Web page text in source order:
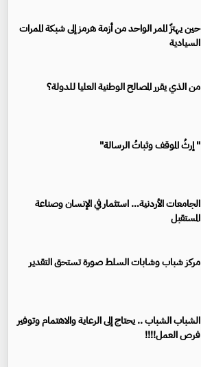
حين يهتزّ الممر الواحد من أزمة هرمز إلى شبكة الممرات
السيادية
من الذي يقرر المصالح الوطنية العليا للدولة؟
" إرثُ الموقف وثباتُ الرسالة"
الجامعات الأردنية… استثمار في الإنسان وصناعة
المستقبل
مركز شباب وشابات السلط صورة تستحق التقدير
الشباب الشباب .. يحتاج إلى الرعاية والاهتمام وتوفير
فرص العمل!!!!